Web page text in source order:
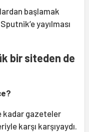
başlamak
yayılması
bir siteden de
kadar gazeteler
karşı karşıyaydı.